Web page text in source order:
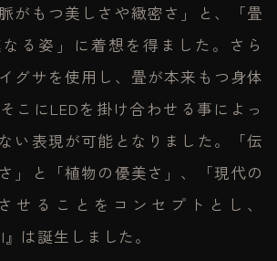
がもつ美しさや緻密さ」と、「畳
る姿」に着想を得ました。さら
グサを使用し、畳が本来もつ身体
こにLEDを掛け合わせる事によっ
い表現が可能となりました。「伝
」と「植物の優美さ」、「現代の
せることをコンセプトとし、
』は誕生しました。